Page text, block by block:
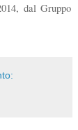
dal Gruppo